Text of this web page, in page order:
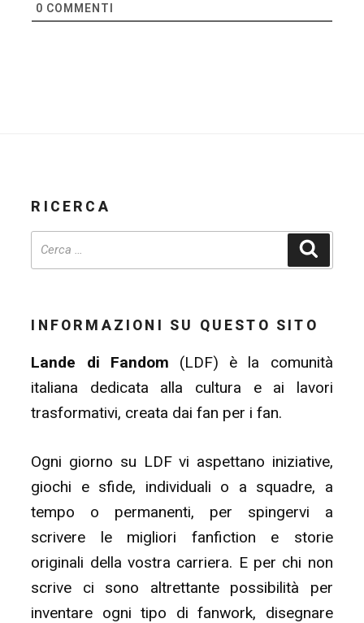
0 COMMENTI
RICERCA
INFORMAZIONI SU QUESTO SITO
Lande di Fandom (LDF) è la comunità
italiana dedicata alla cultura e ai lavori
trasformativi, creata dai fan per i fan.
Ogni giorno su LDF vi aspettano iniziative,
giochi e sfide, individuali o a squadre, a
tempo o permanenti, per spingervi a
scrivere le migliori fanfiction e storie
originali della vostra carriera. E per chi non
scrive ci sono altrettante possibilità per
inventare ogni tipo di fanwork, disegnare